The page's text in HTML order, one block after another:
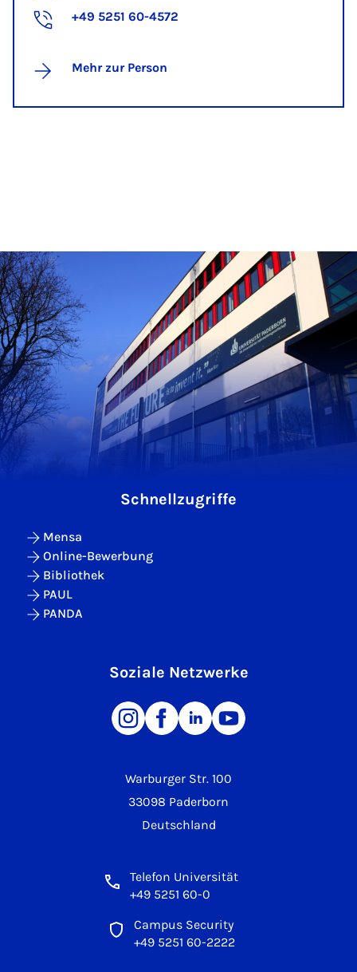
+49 5251 60-4572
Mehr zur Person
Warburger Str. 100
33098 Paderborn
Deutschland
Telefon Universität
+49 5251 60-0
Campus Security
+49 5251 60-2222
Schnellzugriffe
Mensa
Online-Bewerbung
Bibliothek
PAUL
PANDA
Soziale Netzwerke